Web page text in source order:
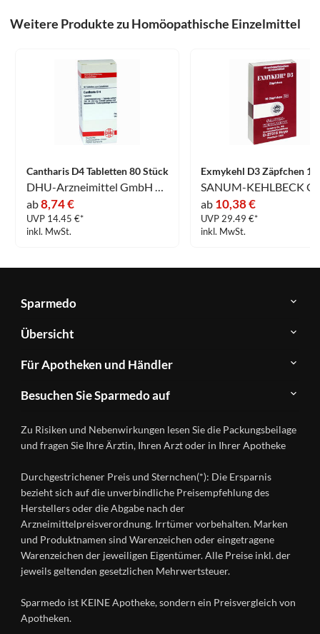
Weitere Produkte zu Homöopathische Einzelmittel
Cantharis D4 Tabletten 80 Stück
DHU-Arzneimittel GmbH & Co. KG
ab8,74 €
UVP 14.45 €*
inkl. MwSt.
ab 10,38 €
UVP 29.49 €*
inkl. MwSt.
Sparmedo
Über
Sparmedo
FAQ
Kontakt
Datenschutz
Nutzungsbedingungen
Übersicht
Herstellerverzeichnis
Produkte
A-
Ratgeber
Wirkstoffe
Gesundheitsmagazin
Für Apotheken und Händler
&
Händlerlogin
Besuchen Sie Sparmedo auf
Instagram
Zu Risiken und Nebenwirkungen lesen Sie die Packungsbeilage
und fragen Sie Ihre Ärztin, Ihren Arzt oder in Ihrer Apotheke
Durchgestrichener Preis und Sternchen(*): Die Ersparnis
bezieht sich auf die unverbindliche Preisempfehlung des
Herstellers oder die Abgabe nach der
Arzneimittelpreisverordnung. Irrtümer vorbehalten. Marken
und Produktnamen sind Warenzeichen oder eingetragene
Warenzeichen der jeweiligen Eigentümer. Alle Preise inkl. der
jeweils geltenden gesetzlichen Mehrwertsteuer.
Sparmedo ist KEINE Apotheke, sondern ein Preisvergleich von
Apotheken.